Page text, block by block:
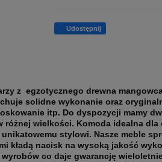
Udostępnij
z egzotycznego drewna
solidne wykonanie oraz
itp. Do dyspozycji mamy
wielkości. Komoda idealna
stylowi. Nasze meble
kładą nacisk na wysoką jakość
co daje gwarancję